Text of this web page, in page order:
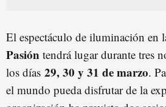
El espectáculo de iluminación en
Pasión tendrá lugar durante tres
los días 29, 30 y 31 de marzo.
el mundo pueda disfrutar de la